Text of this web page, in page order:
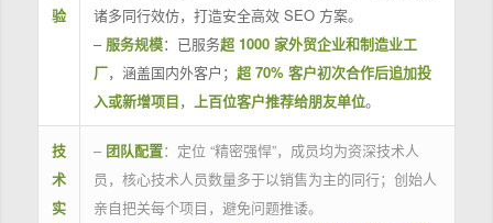
验
诸多同行效仿，打造安全高效 SEO 方案。
– 服务规模：已服务超 1000 家外贸企业和制造业工
厂，涵盖国内外客户； 超 70% 客户初次合作后追加投
入或新增项目， 上百位客户推荐给朋友单位。
技
术
实
– 团队配置：定位 “精密强悍”，成员均为资深技术人
员，核心技术人员数量多于以销售为主的同行；创始人
亲自把关每个项目，避免问题推诿。